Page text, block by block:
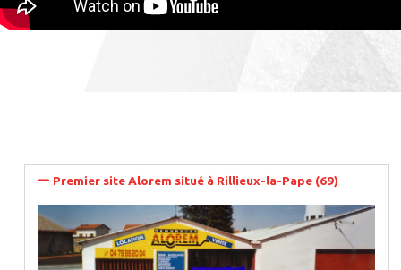
Premier site Alorem situé à Rillieux-la-Pape (69)